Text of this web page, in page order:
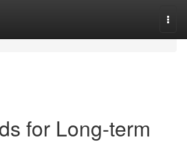
for Long-term